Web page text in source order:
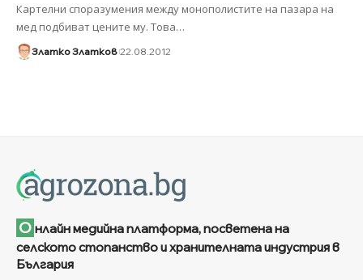
Картелни споразумения между монополистите на пазара на
мед подбиват цените му. Това…
Златко Златков 22.08.2012
О нлайн медийна платформа, посветена на
селското стопанство и хранителната индустрия в
България